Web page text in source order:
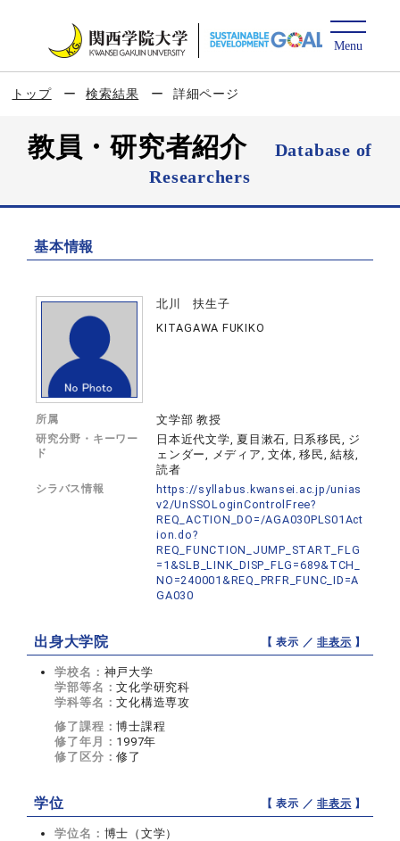
トップ 検索結果 詳細ページ
教員・研究者紹介
Database of
Researchers
基本情報
北川 扶生子
KITAGAWA FUKIKO
所属 文学部 教授
研究分野・キーワー
ド
日本近代文学, 夏目漱石, 日系移民, ジ
ェンダー, メディア, 文体, 移民, 結核,
読者
シラバス情報
https://syllabus.kwansei.ac.jp/unias
v2/UnSSOLoginControlFree?
REQ_ACTION_DO=/AGA030PLS01Act
ion.do?
REQ_FUNCTION_JUMP_START_FLG
=1&SLB_LINK_DISP_FLG=689&TCH_
NO=240001&REQ_PRFR_FUNC_ID=A
GA030
出身大学院 【 表示 ／非表示 】
学校名： 神戸大学
学部等名：文化学研究科
学科等名：文化構造専攻
修了課程：博士課程
修了年月： 1997年
修了区分：修了
学位 【 表示 ／非表示 】
学位名： 博士（文学）